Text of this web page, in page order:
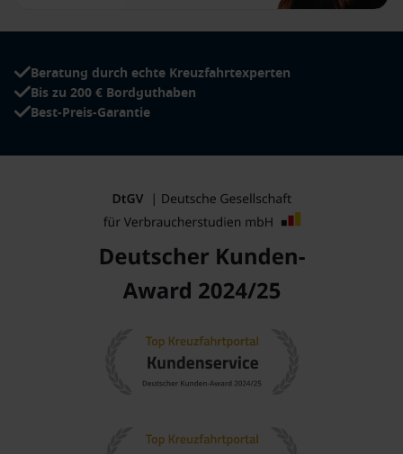
Beratung durch echte Kreuzfahrtexperten
Bis zu 200 € Bordguthaben
Best-Preis-Garantie